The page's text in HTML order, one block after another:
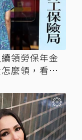
領勞保年金
麼領，看順